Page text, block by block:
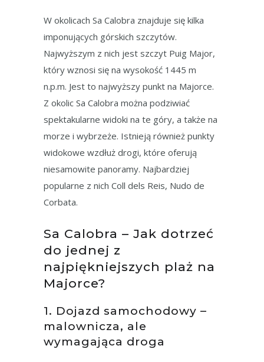
W okolicach Sa Calobra znajduje się kilka
imponujących górskich szczytów.
Najwyższym z nich jest szczyt Puig Major,
który wznosi się na wysokość 1445 m
n.p.m. Jest to najwyższy punkt na Majorce.
Z okolic Sa Calobra można podziwiać
spektakularne widoki na te góry, a także na
morze i wybrzeże. Istnieją również punkty
widokowe wzdłuż drogi, które oferują
niesamowite panoramy. Najbardziej
popularne z nich Coll dels Reis, Nudo de
Corbata.
Sa Calobra – Jak dotrzeć
do jednej z
najpiękniejszych plaż na
Majorce?
1. Dojazd samochodowy –
malownicza, ale
wymagająca droga